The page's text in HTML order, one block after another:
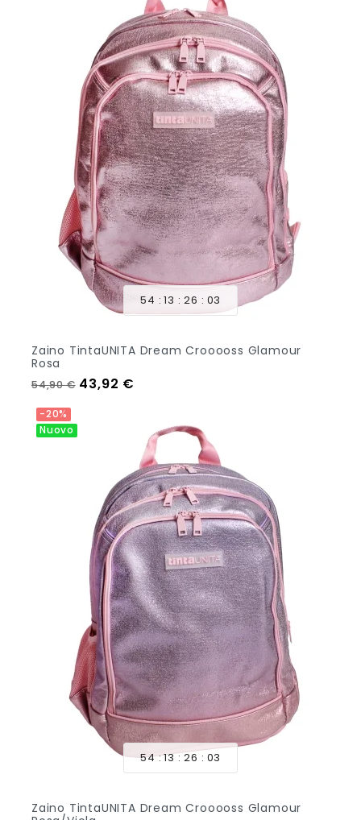
54 13 26 01
Zaino TintaUNITA Dream Crooooss Glamour
Rosa
Prezzo regolare
54,90 € Prezzo
43,92 €
-20%
Nuovo
54 13 26 01
Zaino TintaUNITA Dream Crooooss Glamour